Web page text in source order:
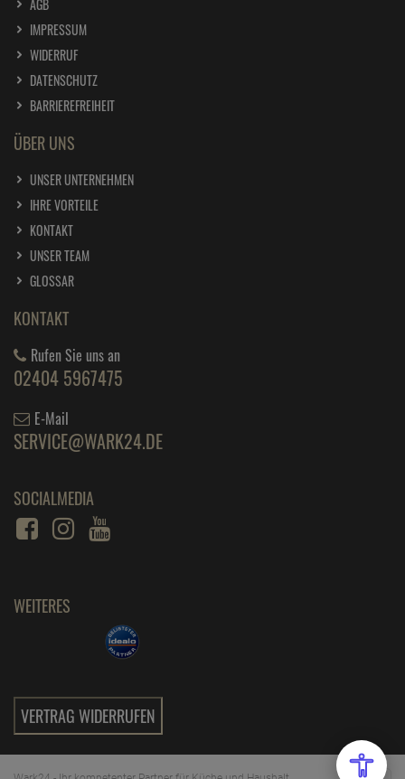
AGB
IMPRESSUM
WIDERRUF
DATENSCHUTZ
BARRIEREFREIHEIT
ÜBER UNS
UNSER UNTERNEHMEN
IHRE VORTEILE
KONTAKT
UNSER TEAM
GLOSSAR
KONTAKT
Rufen Sie uns an
02404 5967475
E-Mail
SERVICE@WARK24.DE
SOCIALMEDIA
WEITERES
VERTRAG WIDERRUFEN